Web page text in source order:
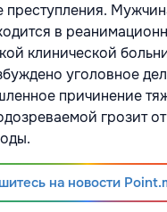
преступления.
в
клинической
уголовное
причинение
грозит
на новости